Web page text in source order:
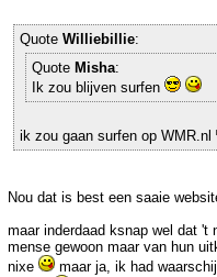
Quote Williebillie:
Quote Misha:
Ik zou blijven surfen
ik zou gaan surfen op WMR.nl
Nou dat is best een saaie
maar inderdaad ksnap wel dat 't
mense gewoon maar van hun
nixe
maar ja, ik had